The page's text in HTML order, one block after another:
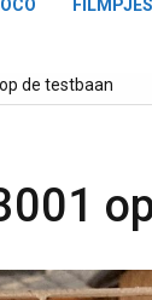
FILMPJES
de testbaan